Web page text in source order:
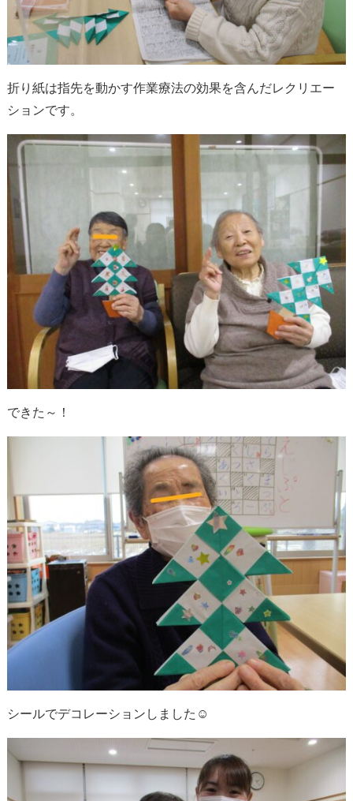
折り紙は指先を動かす作業療法の効果を含んだレクリエー
ションです。
できた～！
シールでデコレーションしました☺